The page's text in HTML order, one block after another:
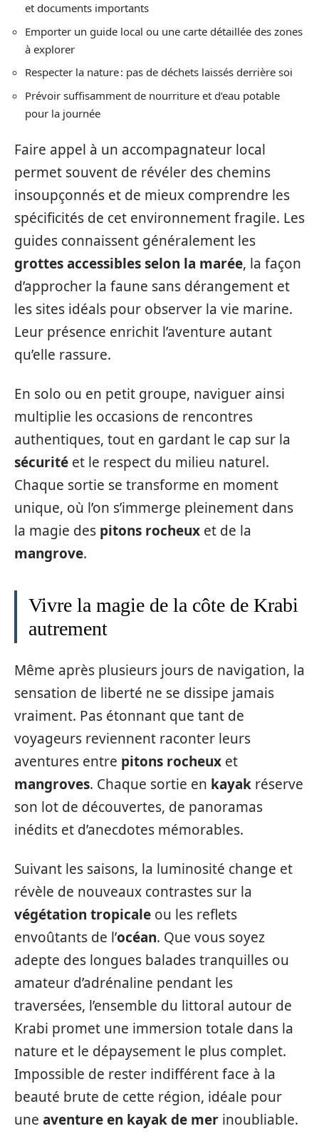
et documents importants
Emporter un guide local ou une carte détaillée des zones
à explorer
Respecter la nature : pas de déchets laissés derrière soi
Prévoir suffisamment de nourriture et d’eau potable
pour la journée
Faire appel à un accompagnateur local
permet souvent de révéler des chemins
insoupçonnés et de mieux comprendre les
spécificités de cet environnement fragile. Les
guides connaissent généralement les
grottes accessibles selon la marée, la façon
d’approcher la faune sans dérangement et
les sites idéals pour observer la vie marine.
Leur présence enrichit l’aventure autant
qu’elle rassure.
En solo ou en petit groupe, naviguer ainsi
multiplie les occasions de rencontres
authentiques, tout en gardant le cap sur la
sécurité et le respect du milieu naturel.
Chaque sortie se transforme en moment
unique, où l’on s’immerge pleinement dans
la magie des pitons rocheux et de la
mangrove.
Vivre la magie de la côte de Krabi
autrement
Même après plusieurs jours de navigation, la
sensation de liberté ne se dissipe jamais
vraiment. Pas étonnant que tant de
voyageurs reviennent raconter leurs
aventures entre pitons rocheux et
mangroves. Chaque sortie en kayak réserve
son lot de découvertes, de panoramas
inédits et d’anecdotes mémorables.
Suivant les saisons, la luminosité change et
révèle de nouveaux contrastes sur la
végétation tropicale ou les reflets
envoûtants de l’océan. Que vous soyez
adepte des longues balades tranquilles ou
amateur d’adrénaline pendant les
traversées, l’ensemble du littoral autour de
Krabi promet une immersion totale dans la
nature et le dépaysement le plus complet.
Impossible de rester indifférent face à la
beauté brute de cette région, idéale pour
une aventure en kayak de mer inoubliable.